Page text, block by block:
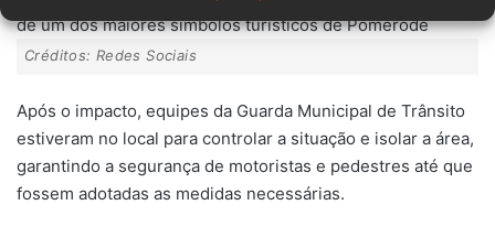
Créditos: Redes Sociais
Após o impacto, equipes da Guarda Municipal de Trânsito
estiveram no local para controlar a situação e isolar a área,
garantindo a segurança de motoristas e pedestres até que
fossem adotadas as medidas necessárias.